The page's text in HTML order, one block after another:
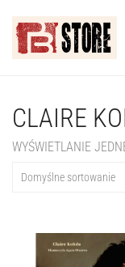
CLAIRE
WYŚWIETLANIE
Domyślne sortowanie